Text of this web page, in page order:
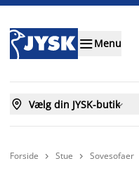
Menu
 Vælg din JYSK-butik
Forside  Stue  Sovesofaer